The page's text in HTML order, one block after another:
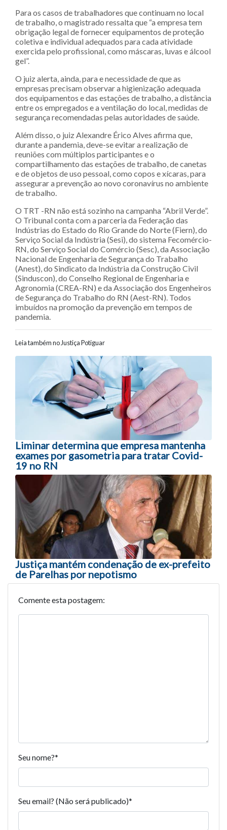
Para os casos de trabalhadores que continuam no local
de trabalho, o magistrado ressalta que “a empresa tem
obrigação legal de fornecer equipamentos de proteção
coletiva e individual adequados para cada atividade
exercida pelo profissional, como máscaras, luvas e álcool
gel”.
O juiz alerta, ainda, para e necessidade de que as
empresas precisam observar a higienização adequada
dos equipamentos e das estações de trabalho, a distância
entre os empregados e a ventilação do local, medidas de
segurança recomendadas pelas autoridades de saúde.
Além disso, o juiz Alexandre Érico Alves afirma que,
durante a pandemia, deve-se evitar a realização de
reuniões com múltiplos participantes e o
compartilhamento das estações de trabalho, de canetas
e de objetos de uso pessoal, como copos e xícaras, para
assegurar a prevenção ao novo coronavírus no ambiente
de trabalho.
O TRT -RN não está sozinho na campanha “Abril Verde”.
O Tribunal conta com a parceria da Federação das
Indústrias do Estado do Rio Grande do Norte (Fiern), do
Serviço Social da Indústria (Sesi), do sistema Fecomércio-
RN, do Serviço Social do Comércio (Sesc), da Associação
Nacional de Engenharia de Segurança do Trabalho
(Anest), do Sindicato da Indústria da Construção Civil
(Sinduscon), do Conselho Regional de Engenharia e
Agronomia (CREA-RN) e da Associação dos Engenheiros
de Segurança do Trabalho do RN (Aest-RN). Todos
imbuídos na promoção da prevenção em tempos de
pandemia.
Leia também no Justiça Potiguar
Navegação entre posts
Liminar determina que empresa mantenha
exames por gasometria para tratar Covid-
19 no RN
Justiça mantém condenação de ex-prefeito
de Parelhas por nepotismo
Comente esta postagem:
Seu nome?*
Seu email? (Não será publicado)*